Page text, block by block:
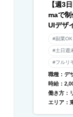
【週3
maで
UIデザ
#副業OK
#土日週
#フルリ
職種：デ
時給：
働き方：
エリア：